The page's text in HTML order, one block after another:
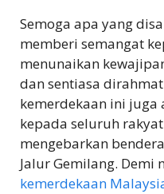
Semoga apa yang
memberi semangat
menunaikan
dan sentiasa
kemerdekaan ini juga
kepada seluruh
mengebarkan
Jalur Gemilang. Demi
kemerdekaan